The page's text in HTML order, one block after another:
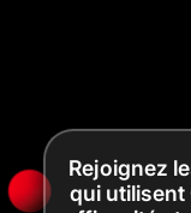
Rejoignez
qui utilisent